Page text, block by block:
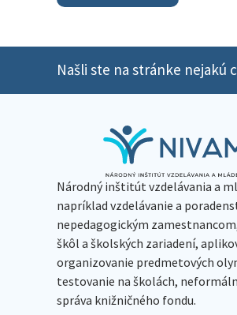
Našli ste na stránke nejakú
Národný inštitút vzdelávania a
napríklad vzdelávanie a
nepedagogickým
škôl a školských zariadení,
organizovanie predmetových
testovanie na školách,
správa knižničného fondu.